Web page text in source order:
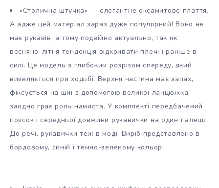
«Столична штучка» — елегантне оксамитове плаття.
А адже цей матеріал зараз дуже популярний! Воно не
має рукавів, а тому подвійно актуально, так як
весняно-літня тенденція відкривати плечі і раніше в
силі. Це модель з глибоким розрізом спереду, який
виявляється при ходьбі. Верхня частина має запах,
фіксується на шиї з допомогою великої ланцюжка,
заодно грає роль намиста. У комплекті передбачений
поясок і середньої довжини рукавички на один палець.
До речі, рукавички теж в моді. Виріб представлено в
бордовому, синій і темно-зеленому кольорі.